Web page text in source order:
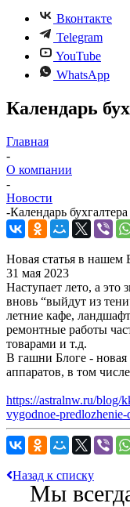
Вконтакте
Telegram
YouTube
WhatsApp
Календарь
Главная
-
О компании
-
Новости
-Календарь бухгалтера
Новая статья в нашем
31 мая 2023
Наступает лето, а это
вновь “выйдут из
летние кафе,
ремонтные работы
товарами и т.д.
В гашни Блоге - новая
аппаратов, в том
https://astralnw.ru/blog/
vygodnoe-predlozhenie-
Назад к списку
Мы